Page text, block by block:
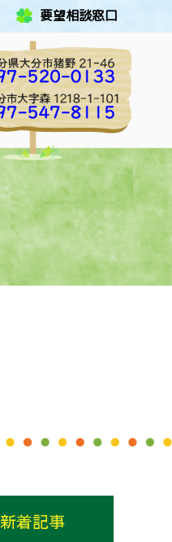
要望相談窓口
新着記事